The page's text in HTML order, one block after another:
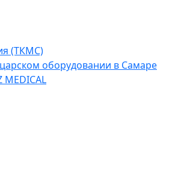
(ТКМС)
оборудовании в Самаре
MEDICAL